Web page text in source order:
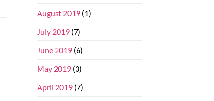
August 2019(1)
July 2019(7)
June 2019(6)
May 2019(3)
April 2019(7)